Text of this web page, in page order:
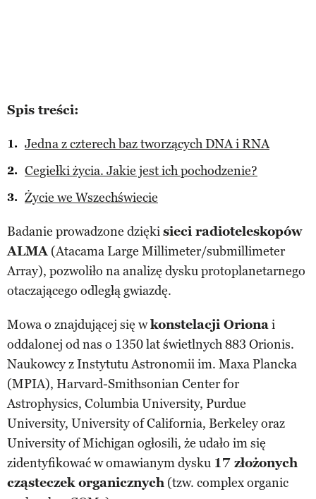
Spis treści:
Jedna z czterech baz tworzących DNA i RNA
Cegiełki życia. Jakie jest ich pochodzenie?
Życie we Wszechświecie
Badanie prowadzone dziękisieci radioteleskopów
ALMA (Atacama Large Millimeter/submillimeter
Array), pozwoliło na analizę dysku protoplanetarnego
otaczającego odległą gwiazdę.
Mowa o znajdującej się wkonstelacji Orionai
oddalonej od nas o 1350 lat świetlnych 883 Orionis.
Naukowcy z Instytutu Astronomii im. Maxa Plancka
(MPIA), Harvard-Smithsonian Center for
Astrophysics, Columbia University, Purdue
University, University of California, Berkeley oraz
University of Michigan ogłosili, że udało im się
zidentyfikować w omawianym dysku 17 złożonych
cząsteczek organicznych (tzw. complex organic